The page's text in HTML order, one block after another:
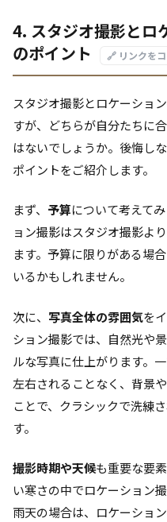
4. スタジオ撮影とロ
のポイント
🔗 リンクを
スタジオ撮影とロケーショ
すが、どちらが自分たちに
はないでしょうか。後悔し
ポイントをご紹介します。
まず、 予算について考えて
ョン撮影はスタジオ撮影よ
ます。予算に限りがある場
いるかもしれません。
次に、 写真全体の雰囲気を
ション撮影では、自然光や
ルな写真に仕上がります。
左右されることなく、背景
ことで、クラシックで洗練
す。
撮影時期や天候も重要な要
い寒さの中でロケーション
雨天の場合は、ロケーショ